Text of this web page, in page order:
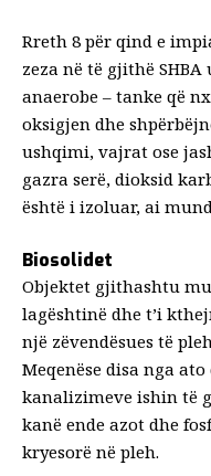
Rreth 8 për qind e
zeza në të gjithë SHBA
anaerobe – tanke që
oksigjen dhe
ushqimi, vajrat ose
gazra serë, dioksid
është i izoluar, ai
Biosolidet
Objektet gjithashtu
lagështinë dhe t’i
një zëvendësues të
Meqenëse disa nga
kanalizimeve ishin të
kanë ende azot dhe
kryesorë në pleh.